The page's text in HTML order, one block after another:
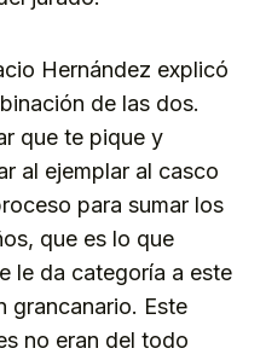
Hernández explicó
de las dos.
que te pique y
al ejemplar al casco
para sumar los
que es lo que
le da categoría a este
grancanario. Este
no eran del todo